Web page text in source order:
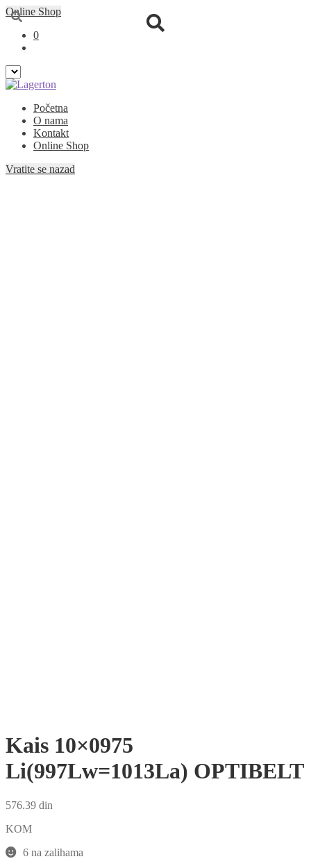
Online Shop
0
Preskoči
navigaciju
Skoči
sadržaj
Početna
O nama
Kontakt
Online Shop
Vratite se nazad
Kais 10×0975
Li(997Lw=1013La) OPTIBELT
576.39 din
KOM
6 na zalihama